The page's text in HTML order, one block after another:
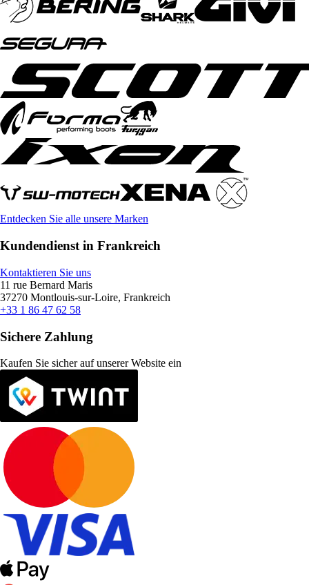
Entdecken Sie alle unsere Marken
Kundendienst in Frankreich
Kontaktieren Sie uns
11 rue Bernard Maris
37270 Montlouis-sur-Loire, Frankreich
+33 1 86 47 62 58
Sichere Zahlung
Kaufen Sie sicher auf unserer Website ein